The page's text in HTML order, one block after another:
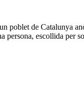
poblet de Catalunya
persona, escollida